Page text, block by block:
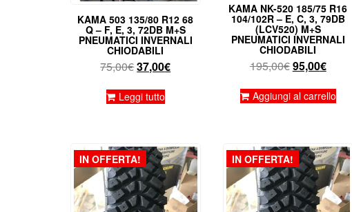
KAMA 503 135/80 R12 68
Q – F, E, 3, 72DB M+S
PNEUMATICI INVERNALI
CHIODABILI
75,00€Il
originale
37,00€Il
Leggi tutto
KAMA NK-520 185/75 R16
104/102R – E, C, 3, 79DB
(LCV520) M+S
PNEUMATICI INVERNALI
CHIODABILI
195,00€Il
originale
95,00€Il
attuale
Aggiungi al carrello
IN OFFERTA! IN OFFERTA!